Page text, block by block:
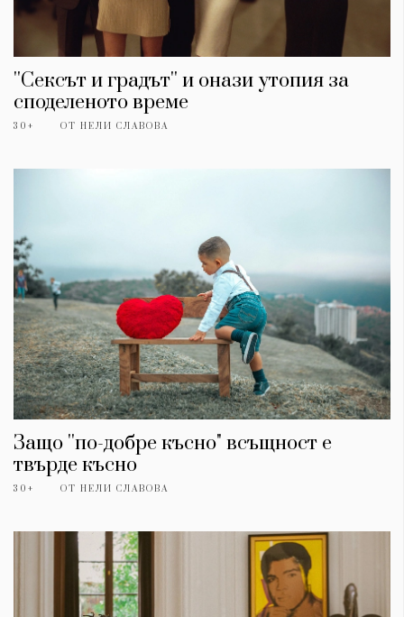
''Сексът и градът'' и онази утопия за
споделеното време
30+ ОТ НЕЛИ СЛАВОВА
Защо ''по-добре късно" всъщност е
твърде късно
30+ ОТ НЕЛИ СЛАВОВА
КАТЕГОРИИ
Wine&Dine
Цветно
Гурме
Пътувай
Wellness
ЗА НАС
СЛЕДВАЙТЕ НИ
Facebook Instagram Twitter
Pinterest
YouTube
Spotify Soundcloud
Ако нашият сайт ви харесва, можете да се абонирате за
© 2026, HighViewArt | Всички права запазени